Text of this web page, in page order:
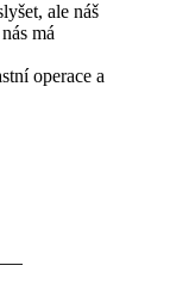
ale náš
má
operace a